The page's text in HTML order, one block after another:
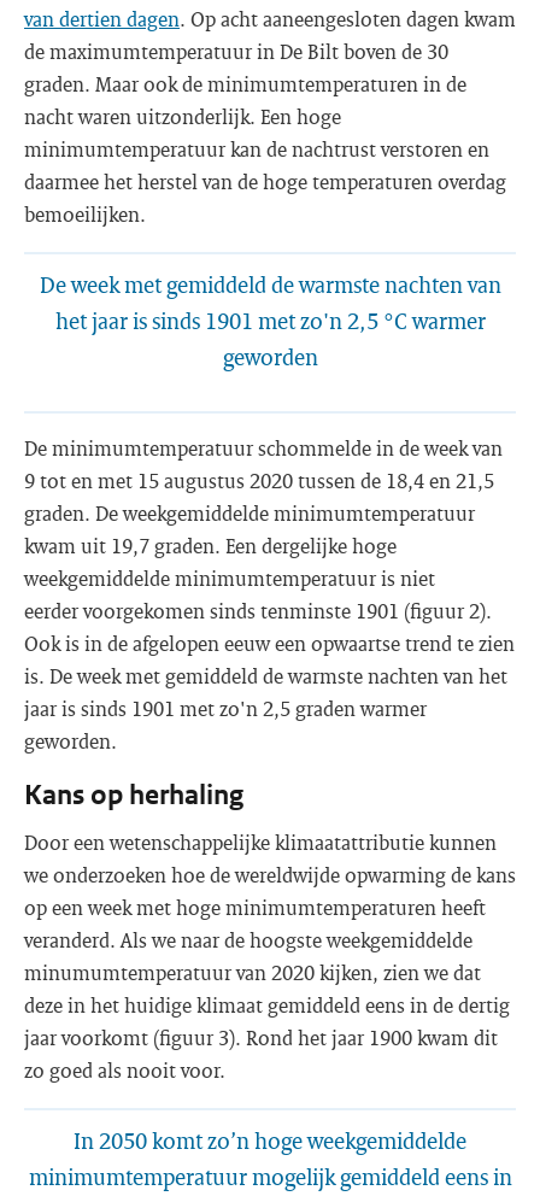
van dertien dagen. Op acht aaneengesloten dagen kwam
de maximumtemperatuur in De Bilt boven de 30
graden. Maar ook de minimumtemperaturen in de
nacht waren uitzonderlijk. Een hoge
minimumtemperatuur kan de nachtrust verstoren en
daarmee het herstel van de hoge temperaturen overdag
bemoeilijken.
De week met gemiddeld de warmste nachten van
het jaar is sinds 1901 met zo'n 2,5 °C warmer
geworden
De minimumtemperatuur schommelde in de week van
9 tot en met 15 augustus 2020 tussen de 18,4 en 21,5
graden. De weekgemiddelde minimumtemperatuur
kwam uit 19,7 graden. Een dergelijke hoge
weekgemiddelde minimumtemperatuur is niet
eerder voorgekomen sinds tenminste 1901 (figuur 2).
Ook is in de afgelopen eeuw een opwaartse trend te zien
is. De week met gemiddeld de warmste nachten van het
jaar is sinds 1901 met zo'n 2,5 graden warmer
geworden.
Kans op herhaling
Door een wetenschappelijke klimaatattributie kunnen
we onderzoeken hoe de wereldwijde opwarming de kans
op een week met hoge minimumtemperaturen heeft
veranderd. Als we naar de hoogste weekgemiddelde
minumumtemperatuur van 2020 kijken, zien we dat
deze in het huidige klimaat gemiddeld eens in de dertig
jaar voorkomt (figuur 3). Rond het jaar 1900 kwam dit
zo goed als nooit voor.
In 2050 komt zo’n hoge weekgemiddelde
minimumtemperatuur mogelijk gemiddeld eens in